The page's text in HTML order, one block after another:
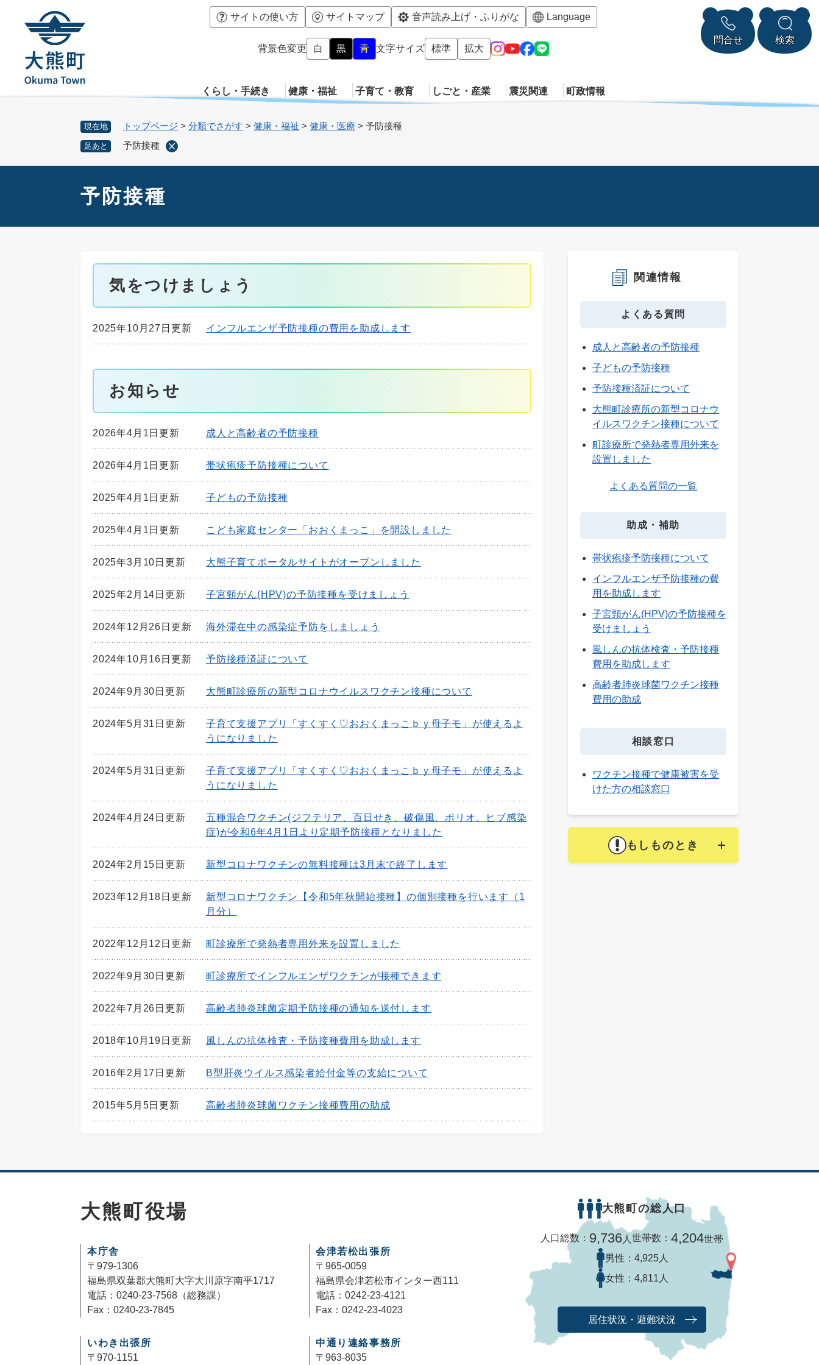
メニューを飛ばして本文へ
サイトの使い方 サイトマップ 音声読み上げ・ふりがな Language
背景色変更 白 黒 青 文字サイズ 標準 拡大
問合せ 検索
くらし・手続き 健康・福祉 子育て・教育 しごと・産業 震災関連 町政情報
現在地 トップページ > 分類でさがす > 健康・福祉 > 健康・医療 > 予防接種
足あと 予防接種
予防接種
気をつけましょう
2025年10月27日更新 インフルエンザ予防接種の費用を助成します
お知らせ
2026年4月1日更新 成人と高齢者の予防接種
2026年4月1日更新 帯状疱疹予防接種について
2025年4月1日更新 子どもの予防接種
2025年4月1日更新 こども家庭センター「おおくまっこ」を開設しました
2025年3月10日更新 大熊子育てポータルサイトがオープンしました
2025年2月14日更新 子宮頸がん(HPV)の予防接種を受けましょう
2024年12月26日更新 海外滞在中の感染症予防をしましょう
2024年10月16日更新 予防接種済証について
2024年9月30日更新 大熊町診療所の新型コロナウイルスワクチン接種について
2024年5月31日更新
子育て支援アプリ「すくすく♡おおくまっこｂｙ母子モ」が使えるよ
うになりました
2024年5月31日更新
子育て支援アプリ「すくすく♡おおくまっこｂｙ母子モ」が使えるよ
うになりました
2024年4月24日更新
五種混合ワクチン(ジフテリア、百日せき、破傷風、ポリオ、ヒブ感染
症)が令和6年4月1日より定期予防接種となりました
2024年2月15日更新 新型コロナワクチンの無料接種は3月末で終了します
2023年12月18日更新
新型コロナワクチン【令和5年秋開始接種】の個別接種を行います（1
月分）
2022年12月12日更新 町診療所で発熱者専用外来を設置しました
2022年9月30日更新 町診療所でインフルエンザワクチンが接種できます
2022年7月26日更新 高齢者肺炎球菌定期予防接種の通知を送付します
2018年10月19日更新 風しんの抗体検査・予防接種費用を助成します
2016年2月17日更新 B型肝炎ウイルス感染者給付金等の支給について
2015年5月5日更新 高齢者肺炎球菌ワクチン接種費用の助成
関連情報
よくある質問
成人と高齢者の予防接種
子どもの予防接種
予防接種済証について
大熊町診療所の新型コロナウ
イルスワクチン接種について
町診療所で発熱者専用外来を
設置しました
よくある質問の一覧
助成・補助
帯状疱疹予防接種について
インフルエンザ予防接種の費
用を助成します
子宮頸がん(HPV)の予防接種を
受けましょう
風しんの抗体検査・予防接種
費用を助成します
高齢者肺炎球菌ワクチン接種
費用の助成
相談窓口
ワクチン接種で健康被害を受
けた方の相談窓口
もしものとき
大熊町役場
本庁舎
〒979-1306
福島県双葉郡大熊町大字大川原字南平1717
電話：0240-23-7568（総務課）
Fax：0240-23-7845
会津若松出張所
〒965-0059
福島県会津若松市インター西111
電話：0242-23-4121
Fax：0242-23-4023
いわき出張所
〒970-1151
中通り連絡事務所
〒963-8035
大熊町の総人口
人口総数： 9,736 人 世帯数： 4,204世帯
男性： 4,925人
女性： 4,811人
居住状況・避難状況